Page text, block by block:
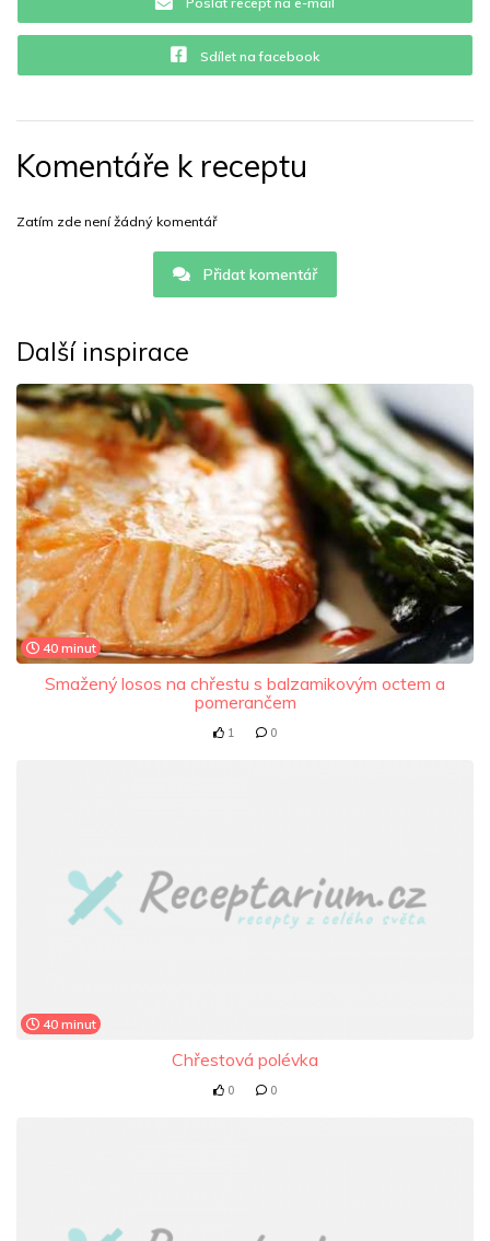
Sdílet na facebook
Komentáře k receptu
Zatím zde není žádný komentář
Přidat komentář
Další inspirace
40 minut
Smažený losos na chřestu s balzamikovým octem a
pomerančem
1 0
40 minut
Chřestová polévka
0 0